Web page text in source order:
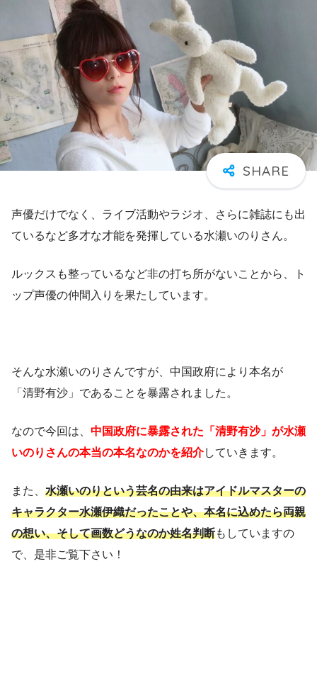
声優だけでなく、ライブ活動やラジオ、さらに雑誌にも出
ているなど多才な才能を発揮している水瀬いのりさん。
ルックスも整っているなど非の打ち所がないことから、ト
ップ声優の仲間入りを果たしています。
そんな水瀬いのりさんですが、中国政府により本名が
「清野有沙」であることを暴露されました。
なので今回は、 中国政府に暴露された「清野有沙」が水瀬
いのりさんの本当の本名なのかを紹介していきます。
また、 水瀬いのりという芸名の由来はアイドルマスターの
キャラクター水瀬伊織だったことや、本名に込めたら両親
の想い、そして画数どうなのか姓名判断もしていますの
で、是非ご覧下さい！